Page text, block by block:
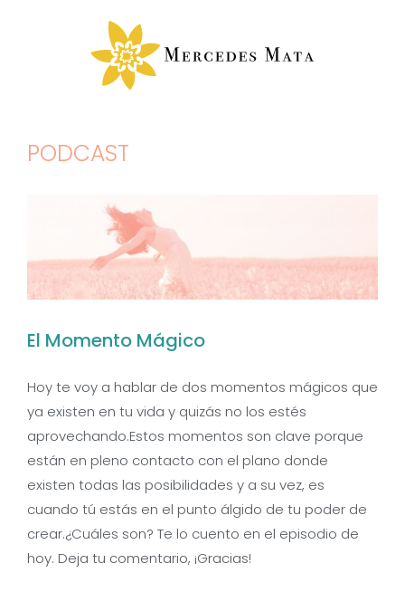
PODCAST
El Momento Mágico
Hoy te voy a hablar de dos momentos mágicos que
ya existen en tu vida y quizás no los estés
aprovechando.Estos momentos son clave porque
están en pleno contacto con el plano donde
existen todas las posibilidades y a su vez, es
cuando tú estás en el punto álgido de tu poder de
crear.¿Cuáles son? Te lo cuento en el episodio de
hoy. Deja tu comentario, ¡Gracias!